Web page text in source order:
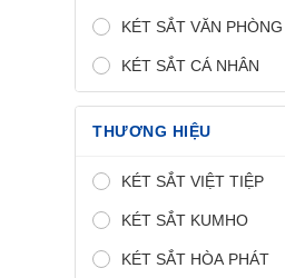
KÉT SẮT VĂN PHÒNG
KÉT SẮT CÁ NHÂN
THƯƠNG HIỆU
KÉT SẮT VIỆT TIỆP
KÉT SẮT KUMHO
KÉT SẮT HÒA PHÁT